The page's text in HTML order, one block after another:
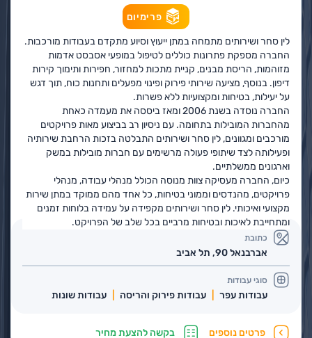
פרימיום
לין סחר ושירותים מתמחה במתן ייעוץ וסיוע מתקדם בעבודות מורכבות.
החברה מספקת פתרונות כוללים לטיפול במופעי אסבסט אדמות
מזוהמות, הריסת מבנים, קניית מתכות למחזור, חפירות ותימוך קירות
דיפון. בנוסף, מציעה שירותי פירוק ופינוי מפעלים ותחנות כוח, תוך דגש
על יעילות, בטיחות ומקצועיות ללא פשרות.
החברה נוסדה בשנת 2006 ומאז ביססה את מעמדה כאחת
מהחברות המובילות בתחומה. עם ניסיון רב בביצוע מאות פרויקטים
מורכבים ומגוונים, לין סחר ושירותים התבלטה בזכות הרחבת שירותיה
ופעילותה לצד שיתופי פעולה מרשימים עם חברות מובילות במשק
וארגונים ממשלתיים.
כיום, החברה מעסיקה צוות מנוסה הכולל מנהלי עבודה, מנהלי
פרויקטים, מהנדסים וממוני בטיחות, כל אחד מהם ממוקד במתן שירות
מקצועי ואיכותי. לין סחר ושירותים מקפידה על עמידה בלוחות זמנים
ומתחייבת לאיכות ובטיחות מרביים בכל שלב של הפרויקט.
כתובת
אברבנאל 90, תל אביב
סוגי עבודות
עבודות עפר עבודות פירוק והריסה עבודות שונות
פרטים נוספים בקשה להצעת מחיר